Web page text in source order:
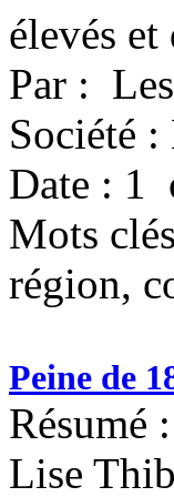
élevés
Par :
Société
Date : 1
Mots
région,
Peine de
Résumé
Lise